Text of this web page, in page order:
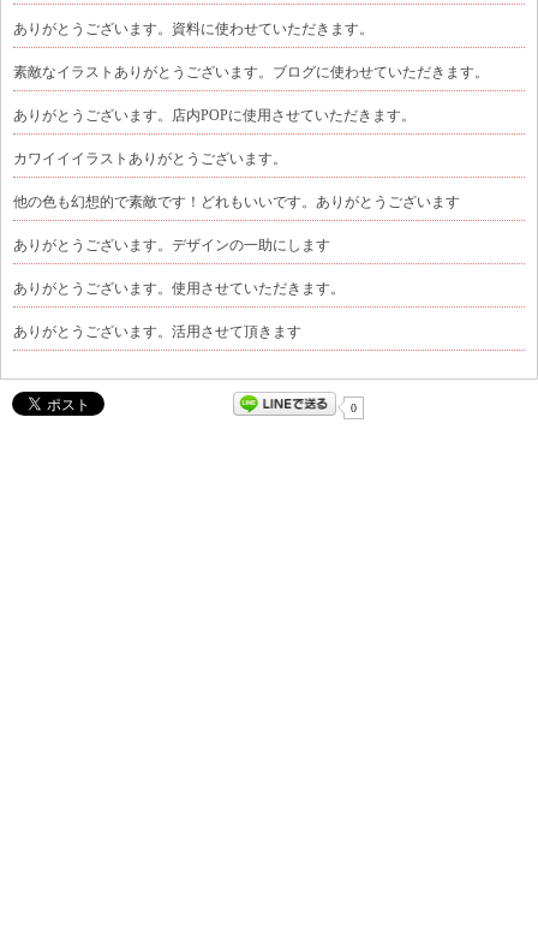
ありがとうございます。資料に使わせていただきます。
素敵なイラストありがとうございます。ブログに使わせていただきます。
ありがとうございます。店内POPに使用させていただきます。
カワイイイラストありがとうございます。
他の色も幻想的で素敵です！どれもいいです。ありがとうございます
ありがとうございます。デザインの一助にします
ありがとうございます。使用させていただきます。
ありがとうございます。活用させて頂きます
0